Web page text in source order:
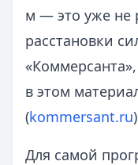
м — это уже не
расстановки
в этом
(kommersant.ru)
Для самой